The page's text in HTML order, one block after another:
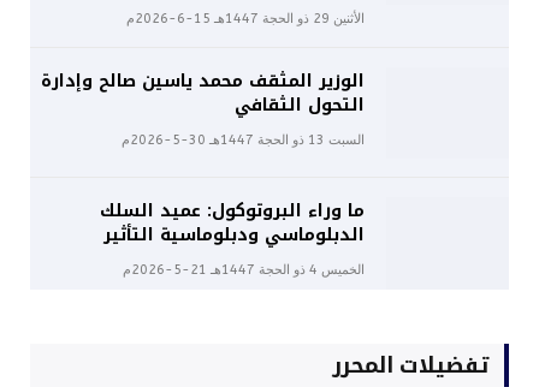
الأثنين 29 ذو الحجة 1447هـ 15-6-2026م
الوزير المثقف محمد ياسين صالح وإدارة
التحول الثقافي
السبت 13 ذو الحجة 1447هـ 30-5-2026م
ما وراء البروتوكول: عميد السلك
الدبلوماسي ودبلوماسية التأثير
الخميس 4 ذو الحجة 1447هـ 21-5-2026م
تفضيلات المحرر